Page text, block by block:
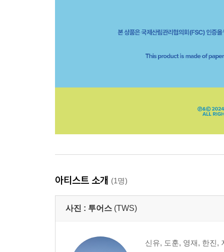
아티스트 소개 (1명)
사진 : 투어스 (TWS)
신유, 도훈, 영재, 한진,